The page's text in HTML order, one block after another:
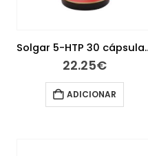
Solgar 5-
22.25€
ADICIONAR